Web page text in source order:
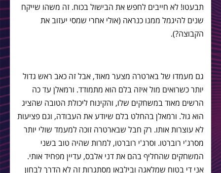
תבעטו! לא חייבים לחפש את הבישול בכוח. זה משהו שייקח
שנים להיגמל ממנו כנראה (אולי אחרי שמסי יעזוב את
הקבוצה?).
גם מעמדו של בארטרה מצער מאוד, אבל זה כאב ראש גדול
יותר כשרואים מול איזה בלם הוא מתמודד. ורמאלן עד כה
הרשים מאוד במשחקים שלו, והקינוח ליכולת הטובה שהציג
הוא גול. ורמאלן בהחלט בלם שיודע את העבודה, וגם פציעות
לא עוצרות אותו. רק חבל שבארטרה זוכה למעמד שולי יותר
מסרג'י רוברטו. וסרג'י רוברטו, למרות שהיה טוב בשני
המשחקים שהחליף בהם את דני אלבס, עדיין מפחיד אותי.
אני די בטוח שמלאגה ובילבאו מסתגרות זה לא הדרך לבחון